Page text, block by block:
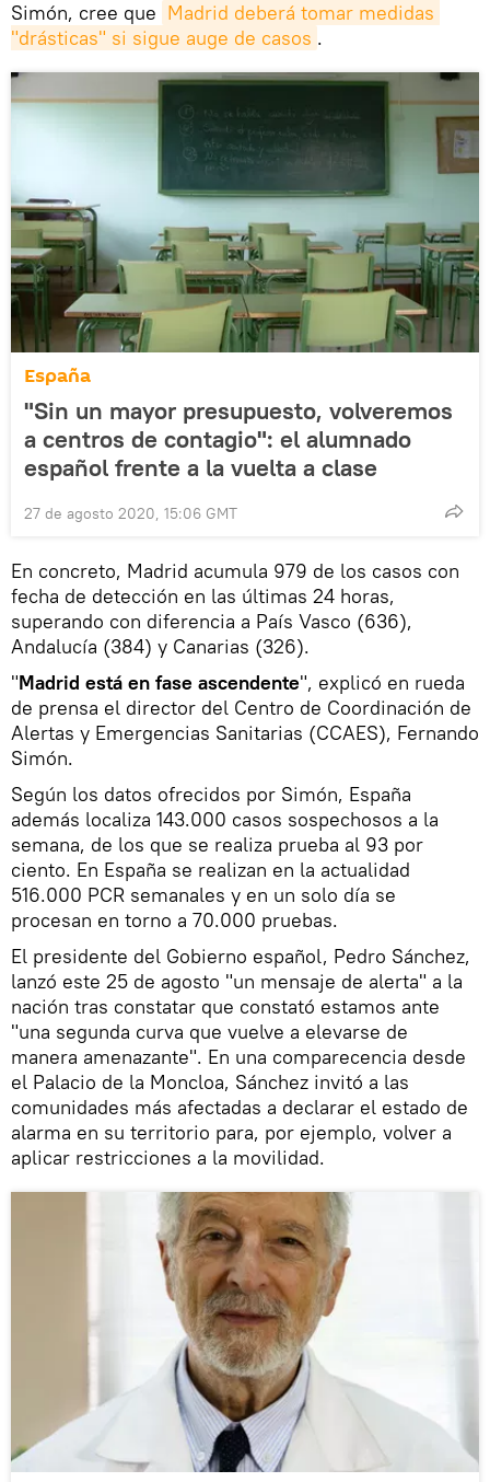
Simón, cree que Madrid deberá tomar medidas
"drásticas" si sigue auge de casos .
España
"Sin un mayor presupuesto, volveremos
a centros de contagio": el alumnado
español frente a la vuelta a clase
27 de agosto 2020, 15:06 GMT
En concreto, Madrid acumula 979 de los casos con
fecha de detección en las últimas 24 horas,
superando con diferencia a País Vasco (636),
Andalucía (384) y Canarias (326).
"Madrid está en fase ascendente", explicó en rueda
de prensa el director del Centro de Coordinación de
Alertas y Emergencias Sanitarias (CCAES), Fernando
Simón.
Según los datos ofrecidos por Simón, España
además localiza 143.000 casos sospechosos a la
semana, de los que se realiza prueba al 93 por
ciento. En España se realizan en la actualidad
516.000 PCR semanales y en un solo día se
procesan en torno a 70.000 pruebas.
El presidente del Gobierno español, Pedro Sánchez,
lanzó este 25 de agosto "un mensaje de alerta" a la
nación tras constatar que constató estamos ante
"una segunda curva que vuelve a elevarse de
manera amenazante". En una comparecencia desde
el Palacio de la Moncloa, Sánchez invitó a las
comunidades más afectadas a declarar el estado de
alarma en su territorio para, por ejemplo, volver a
aplicar restricciones a la movilidad.